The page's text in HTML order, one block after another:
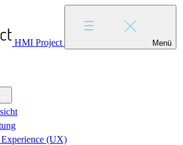
HMI Project Menü
(UX)